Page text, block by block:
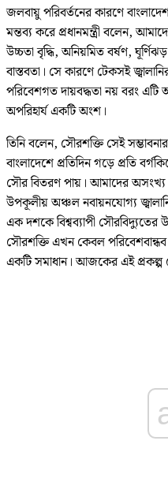
জলবায়ু পরিবর্তনের কারণে
মন্তব্য করে প্রধানমন্ত্রী বলেন,
উচ্চতা বৃদ্ধি, অনিয়মিত বর্ষণ,
বাস্তবতা। সে কারণে টেকসই
পরিবেশগত দায়বদ্ধতা নয় বরং এটি
অপরিহার্য একটি অংশ।
তিনি বলেন, সৌরশক্তি সেই
বাংলাদেশে প্রতিদিন গড়ে প্রতি
সৌর বিতরণ পায়। আমাদের অসংখ্য
উপকূলীয় অঞ্চল নবায়নযোগ্য
এক দশকে বিশ্বব্যাপী সৌরবিদ্যুতের
সৌরশক্তি এখন কেবল
একটি সমাধান। আজকের এই প্রকল্প